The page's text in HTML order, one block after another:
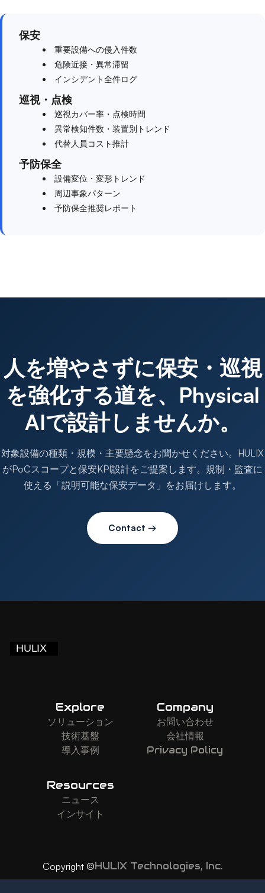
保安
重要設備への侵入件数
危険近接・異常滞留
インシデント全件ログ
巡視・点検
巡視カバー率・点検時間
異常検知件数・装置別トレンド
代替人員コスト推計
予防保全
設備変位・変形トレンド
周辺事象パターン
予防保全推奨レポート
人を増やさずに保安・巡視
を強化する道を、Physical
AIで設計しませんか。
対象設備の種類・規模・主要懸念をお聞かせください。HULIX
がPoCスコープと保安KPI設計をご提案します。規制・監査に
使える「説明可能な保安データ」をお届けします。
Contact →
Explore
ソリューション
技術基盤
導入事例
Company
お問い合わせ
会社情報
Privacy Policy
Resources
ニュース
インサイト
Copyright ©HULIX Technologies, Inc.